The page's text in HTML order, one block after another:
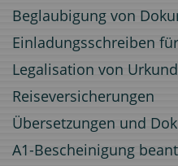
Beglaubigung von
Einladungsschreiben
Legalisation von
Reiseversicherungen
Übersetzungen und
A1-Bescheinigung